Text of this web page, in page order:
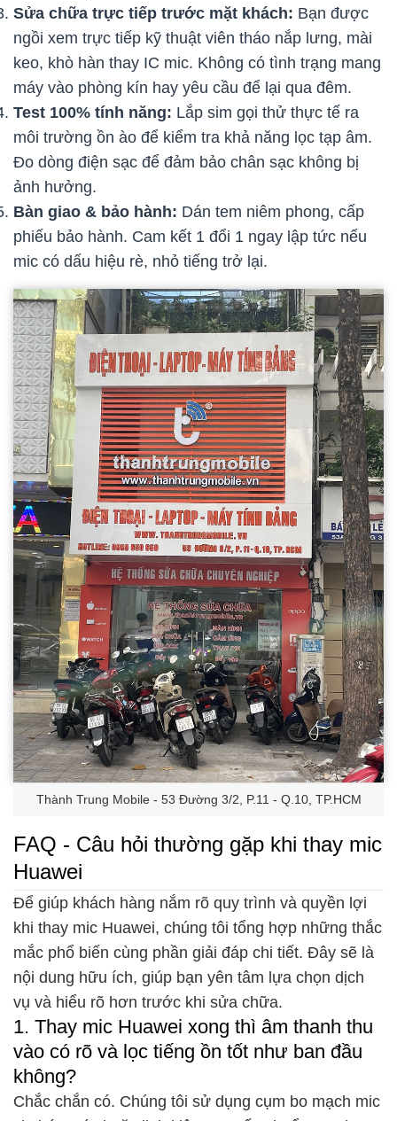
Sửa chữa trực tiếp trước mặt khách: Bạn được
ngồi xem trực tiếp kỹ thuật viên tháo nắp lưng, mài
keo, khò hàn thay IC mic. Không có tình trạng mang
máy vào phòng kín hay yêu cầu để lại qua đêm.
Test 100% tính năng: Lắp sim gọi thử thực tế ra
môi trường ồn ào để kiểm tra khả năng lọc tạp âm.
Đo dòng điện sạc để đảm bảo chân sạc không bị
ảnh hưởng.
Bàn giao & bảo hành: Dán tem niêm phong, cấp
phiếu bảo hành. Cam kết 1 đổi 1 ngay lập tức nếu
mic có dấu hiệu rè, nhỏ tiếng trở lại.
Thành Trung Mobile - 53 Đường 3/2, P.11 - Q.10, TP.HCM
FAQ - Câu hỏi thường gặp khi thay mic
Huawei
Để giúp khách hàng nắm rõ quy trình và quyền lợi
khi thay mic Huawei, chúng tôi tổng hợp những thắc
mắc phổ biến cùng phần giải đáp chi tiết. Đây sẽ là
nội dung hữu ích, giúp bạn yên tâm lựa chọn dịch
vụ và hiểu rõ hơn trước khi sửa chữa.
1. Thay mic Huawei xong thì âm thanh thu
vào có rõ và lọc tiếng ồn tốt như ban đầu
không?
Chắc chắn có. Chúng tôi sử dụng cụm bo mạch mic